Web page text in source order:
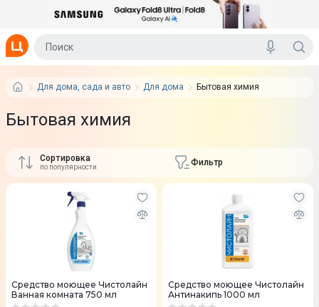
Для дома, сада и авто Для дома Бытовая химия
Бытовая химия
Сортировка
по популярности Фильтр
Средство моющее Чистолайн
Ванная комната 750 мл
Средство моющее Чистолайн
Антинакипь 1000 мл